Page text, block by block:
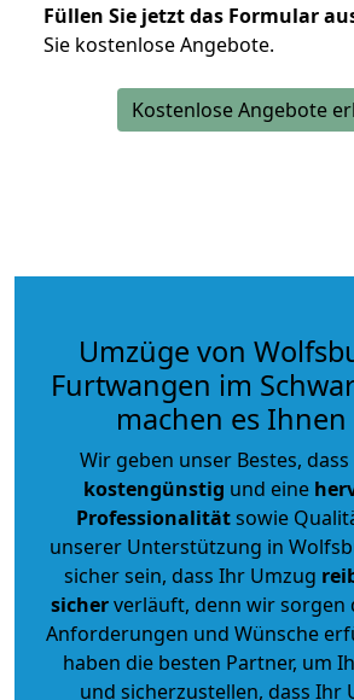
Füllen Sie jetzt das Formular
Sie kostenlose Angebote.
Kostenlose Angebote
Umzüge von
Furtwangen im
machen es
Wir geben unser Bestes,
kostengünstig und eine
Professionalitätsowie
unserer Unterstützung in
sicher sein, dass Ihr Umzug
sicherverläuft, denn wir sorgen
Anforderungen und Wünsche
haben die besten Partner, um
und sicherzustellen, dass Ihr